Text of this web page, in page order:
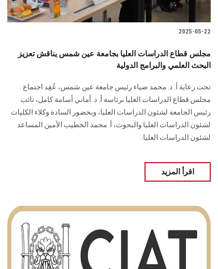
2025-05-22
مجلس قطاع الدراسات العليا بجامعة عين شمس يناقش تعزيز
البحث العلمي والبرامج الدولية
تحت رعاية أ. د. محمد ضياء رئيس جامعة عين شمس، عُقِد اجتماع
مجلس قطاع الدراسات العليا برئاسة أ. د. أماني أسامة كامل، نائب
رئيس الجامعة لشئون الدراسات العليا، وبحضور السادة وكلاء الكليات
لشئون الدراسات العليا والبحوث، أ. محمد الخطيب الأمين المساعد
لشئون الدراسات العليا.
اقرأ المزيد